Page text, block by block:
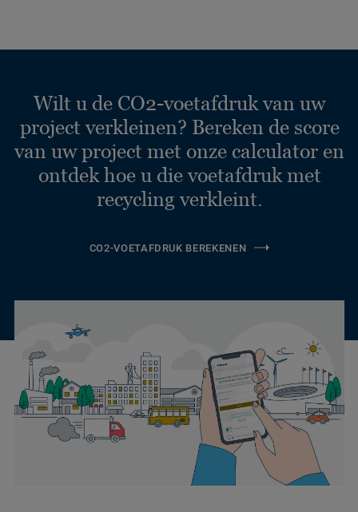
Wilt u de CO2-voetafdruk van uw
project verkleinen? Bereken de score
van uw project met onze calculator en
ontdek hoe u die voetafdruk met
recycling verkleint.
CO2-VOETAFDRUK BEREKENEN